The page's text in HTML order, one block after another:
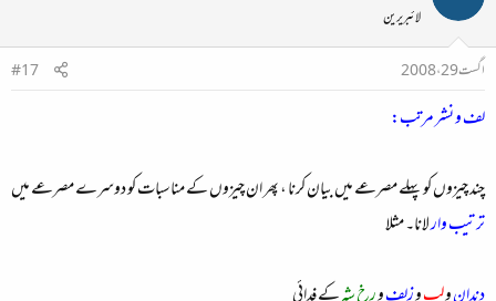
لائبریرین
اگست 29، 2008
#17
لف و نشر مرتب:
چند چیزوں کو پہلے مصرعے میں بیان کرنا ، پھر ان چیزوں کے مناسبات کو دوسرے مصرعے میں
ترتیب وارلانا۔ مثلا